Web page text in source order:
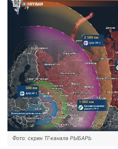
Фото: скрин ТГ-канала РЫБАРЬ